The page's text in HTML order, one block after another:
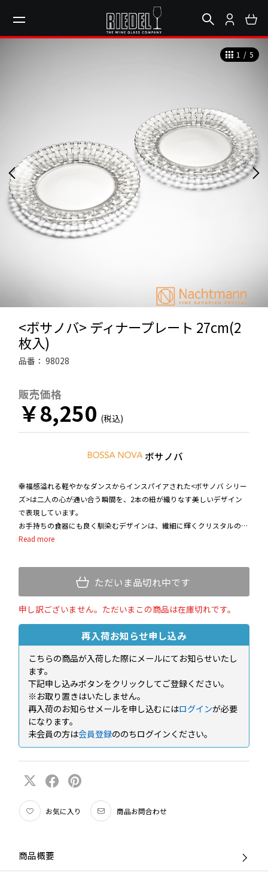
1 / 5
<ボサノバ> ディナープレート 27cm(2
枚入)
品番：98028
販売価格
￥8,250
ボサノバ
幸福感溢れる軽やかなダンスからインスパイアされた<ボサノバ シリー
ズ>は二人の心が通い合う瞬間を、2本の紐が織りなす美しいデザイン
で表現しています。
お手持ちの食器にも良く馴染むデザインは、繊細に輝くクリスタルの陰
影をお楽しみいただけます。
ただいま品切れ中です
申し訳ございません。ただいまこの商品は在庫切れです。
再入荷お知らせ申し込み
こちらの商品が入荷した際にメールにてお知らせいたし
ます。
下記申し込みボタンをクリックしてご登録ください。
※お取り置きはいたしません。
再入荷のお知らせメールを申し込むにはログインが必要
になります。
未会員の方は会員登録ののちログインください。
お気に入り 商品お問合わせ
商品概要